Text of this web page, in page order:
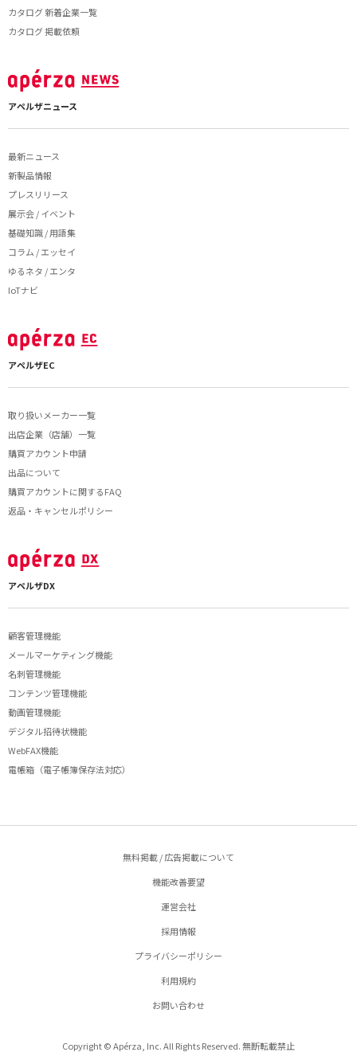
カタログ 新着企業一覧
カタログ 掲載依頼
アペルザニュース
最新ニュース
新製品情報
プレスリリース
展示会 / イベント
基礎知識 / 用語集
コラム / エッセイ
ゆるネタ / エンタ
IoTナビ
アペルザEC
取り扱いメーカー一覧
出店企業（店舗）一覧
購買アカウント申請
出品について
購買アカウントに関するFAQ
返品・キャンセルポリシー
アペルザDX
顧客管理機能
メールマーケティング機能
名刺管理機能
コンテンツ管理機能
動画管理機能
デジタル招待状機能
WebFAX機能
電帳箱（電子帳簿保存法対応）
無料掲載 / 広告掲載について
機能改善要望
運営会社
採用情報
プライバシーポリシー
利用規約
お問い合わせ
Copyright © Apérza, Inc. All Rights Reserved. 無断転載禁止